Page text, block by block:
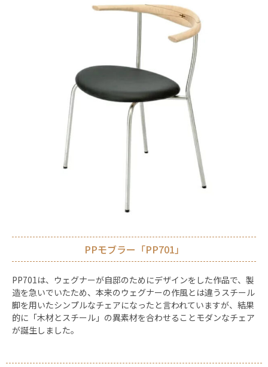
PPモブラー「PP701」
PP701は、ウェグナーが自邸のためにデザインをした作品で、製
造を急いでいたため、本来のウェグナーの作風とは違うスチール
脚を用いたシンプルなチェアになったと言われていますが、結果
的に「木材とスチール」の異素材を合わせることモダンなチェア
が誕生しました。